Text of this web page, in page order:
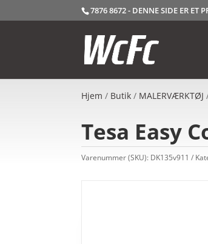
7876 8672 - DENNE SIDE ER ET
Hjem / Butik / MALERVÆRKTØJ
Tesa Easy
Varenummer (SKU): DK135v911